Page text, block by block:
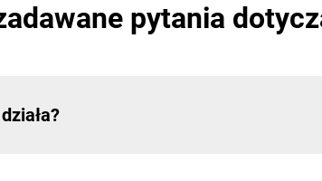
pytania